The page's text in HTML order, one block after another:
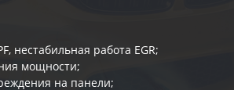
нестабильная работа EGR;
мощности;
на панели;